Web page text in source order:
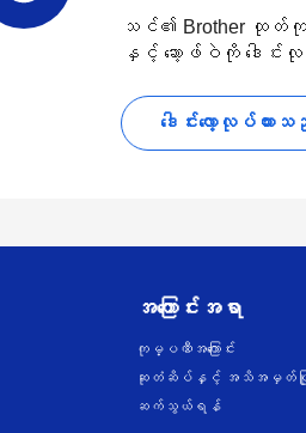
သင်၏ Brother ထုတ်ကုန်မ
နှင့် ဆော့ဖ်ဝဲကို ဒေါင်
ဒေါင်းလော့လုပ်ထ
အကြောင်းအရာ
ကုမ္ပဏီအကြောင်း
ဆုတံဆိပ်နှင့် အသိအမှတ်ပြုမှု
ဆက်သွယ်ရန်